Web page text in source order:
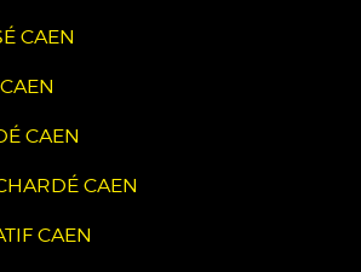
CAEN
CAEN
CAEN
CAEN